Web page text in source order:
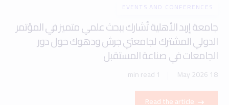
EVENTS AND CONFERENCES
جامعة إربد الأهلية تُشارك ببحث علمي متميز في المؤتمر
الدولي المشترك لجامعتي جرش ودهوك حول دور
الجامعات في صناعة المستقبل
18 May 2026
1 min read
Read the article